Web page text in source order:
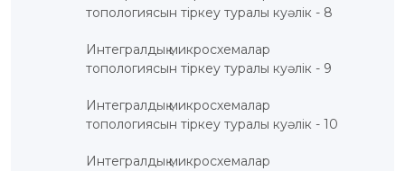
ГЕОГРАФИЯЛЫҚ
ТАУАРЛАР
ШЫҒАРЫЛҒАН
ЖЕРЛЕР
ИНТЕРАКТИВТІ
КАРТАСЫ
топологиясын тіркеу туралы куәлік - 8
Интегралдық микросхемалар
топологиясын тіркеу туралы куәлік - 9
Интегралдық микросхемалар
топологиясын тіркеу туралы куәлік - 10
Интегралдық микросхемалар